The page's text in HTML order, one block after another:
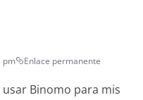
pm Enlace permanente
usar Binomo para mis